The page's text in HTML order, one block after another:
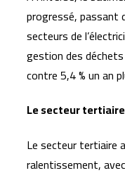
progressé, passant
secteurs de
gestion des
contre 5,4 % un an
Le secteur
Le secteur tertiaire
ralentissement,